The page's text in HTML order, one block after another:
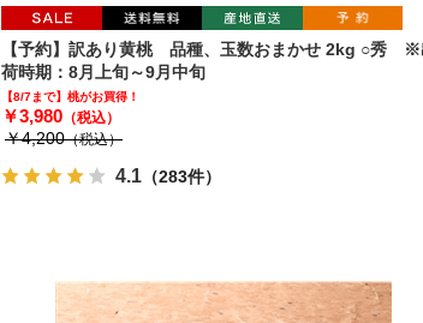
【予約】訳あり黄桃 品種、玉数おまかせ 2kg ○秀 ※
荷時期：8月上旬～9月中旬
【8/7まで】桃がお買得！
￥3,980 （税込）
￥4,200（税込）
4.1 （283件）